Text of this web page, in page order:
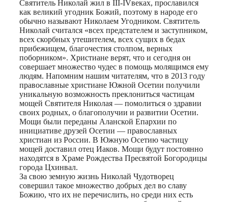
Святитель Николай жил в III-IVвеках, прославился
как великий угодник Божий, поэтому в народе его
обычно называют Николаем Угодником. Святитель
Николай считался «всех предстателем и заступником,
всех скорбных утешителем, всех сущих в бедах
прибежищем, благочестия столпом, верных
поборником». Христиане верят, что и сегодня он
совершает множество чудес в помощь молящимся ему
людям. Напомним нашим читателям, что в 2013 году
православные христиане Южной Осетии получили
уникальную возможность преклониться частицам
мощей Святителя Николая — помолиться о здравии
своих родных, о благополучии и развитии Осетии.
Мощи были переданы Аланской Епархии по
инициативе друзей Осетии — православных
христиан из России. В Южную Осетию частицу
мощей доставил отец Иаков. Мощи будут постоянно
находятся в Храме Рождества Пресвятой Богородицы
города Цхинвал.
За свою земную жизнь Николай Чудотворец
совершил такое множество добрых дел во славу
Божию, что их не перечислить, но среди них есть